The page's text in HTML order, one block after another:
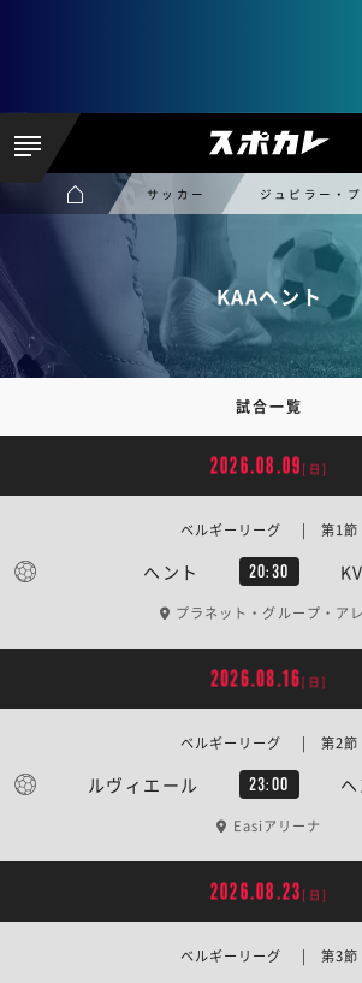
サッカー ジュピラー・
KAAヘント
試合一覧
2026.08.09 [日]
ヘント 20:30
ベルギーリーグ | 第1節
プラネット・グループ・ア
2026.08.16[日]
ルヴィエール 23:00
ベルギーリーグ | 第2節
Easiアリーナ
2026.08.23 [日]
ベルギーリーグ | 第3節